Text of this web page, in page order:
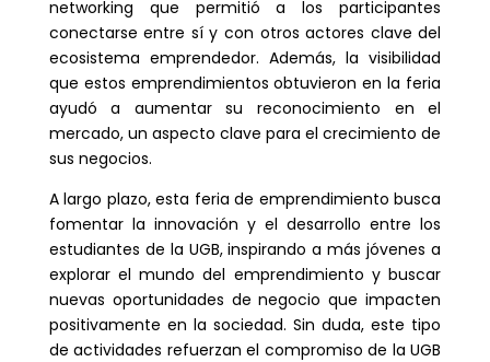
networking que permitió a los participantes
conectarse entre sí y con otros actores clave del
ecosistema emprendedor. Además, la visibilidad
que estos emprendimientos obtuvieron en la feria
ayudó a aumentar su reconocimiento en el
mercado, un aspecto clave para el crecimiento de
sus negocios.
A largo plazo, esta feria de emprendimiento busca
fomentar la innovación y el desarrollo entre los
estudiantes de la UGB, inspirando a más jóvenes a
explorar el mundo del emprendimiento y buscar
nuevas oportunidades de negocio que impacten
positivamente en la sociedad. Sin duda, este tipo
de actividades refuerzan el compromiso de la UGB